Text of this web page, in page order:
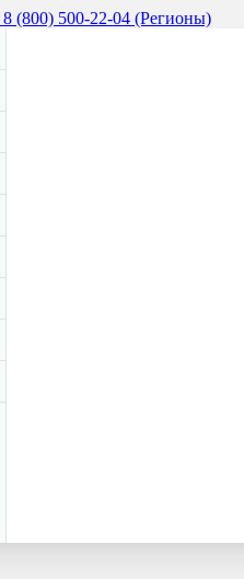
8 (800) 500-22-04 (Регионы)